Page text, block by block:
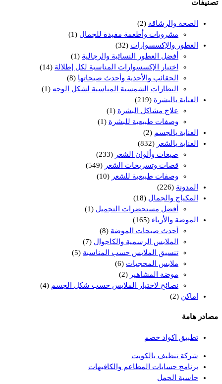
تصنيفات
الصحة والرشاقة (2)
مشروبات وأطعمة مفيدة للجمال (1)
العطور والإكسسوارات (32)
أفضل العطور النسائية والرجالية (1)
اختيار الإكسسوارات المناسبة لكل إطلالة (14)
الحقائب والأحذية وأحدث صيحاتها (8)
النظارات الشمسية المناسبة لشكل الوجه (1)
العناية بالبشرة (219)
علاج مشاكل البشرة (1)
وصفات طبيعية للبشرة (1)
العناية بالجسم (2)
العناية بالشعر (832)
صبغات وألوان الشعر (233)
قصات وتسريحات الشعر (549)
وصفات طبيعية للشعر (10)
المدونة (226)
المكياج والجمال (18)
أفضل مستحضرات التجميل (1)
الموضة والأزياء (165)
أحدث صيحات الموضة (8)
الملابس الرسمية والكاجوال (7)
تنسيق الملابس حسب المناسبة (5)
ملابس المحجبات (6)
موضة المشاهير (2)
نصائح لاختيار الملابس حسب شكل الجسم (4)
اماكن (2)
مصادر هامة
تطبيق اكواد خصم
شركة تنظيف بالكويت
برنامج حسابات المطاعم والكافيهات
حاسبة الحمل